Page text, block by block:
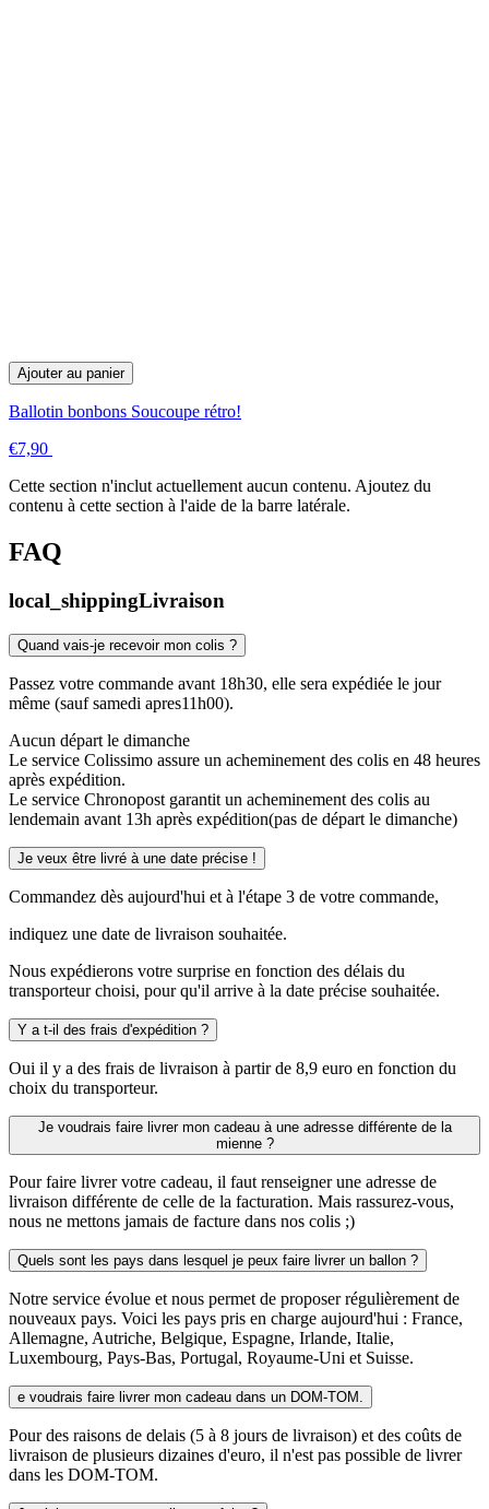
Ajouter au panier
Ballotin bonbons Soucoupe rétro!
€7,90
Cette section n'inclut actuellement aucun contenu. Ajoutez du
contenu à cette section à l'aide de la barre latérale.
FAQ
local_shippingLivraison
Quand vais-je recevoir mon colis ?
Passez votre commande avant 18h30, elle sera expédiée le jour
même (sauf samedi apres11h00).
Aucun départ le dimanche
Le service Colissimo assure un acheminement des colis en 48 heures
après expédition.
Le service Chronopost garantit un acheminement des colis au
lendemain avant 13h après expédition(pas de départ le dimanche)
Je veux être livré à une date précise !
Commandez dès aujourd'hui et à l'étape 3 de votre commande,
indiquez une date de livraison souhaitée.
Nous expédierons votre surprise en fonction des délais du
transporteur choisi, pour qu'il arrive à la date précise souhaitée.
Y a t-il des frais d'expédition ?
Oui il y a des frais de livraison à partir de 8,9 euro en fonction du
choix du transporteur.
Je voudrais faire livrer mon cadeau à une adresse différente de la
mienne ?
Pour faire livrer votre cadeau, il faut renseigner une adresse de
livraison différente de celle de la facturation. Mais rassurez-vous,
nous ne mettons jamais de facture dans nos colis ;)
Quels sont les pays dans lesquel je peux faire livrer un ballon ?
Notre service évolue et nous permet de proposer régulièrement de
nouveaux pays. Voici les pays pris en charge aujourd'hui : France,
Allemagne, Autriche, Belgique, Espagne, Irlande, Italie,
Luxembourg, Pays-Bas, Portugal, Royaume-Uni et Suisse.
e voudrais faire livrer mon cadeau dans un DOM-TOM.
Pour des raisons de delais (5 à 8 jours de livraison) et des coûts de
livraison de plusieurs dizaines d'euro, il n'est pas possible de livrer
dans les DOM-TOM.